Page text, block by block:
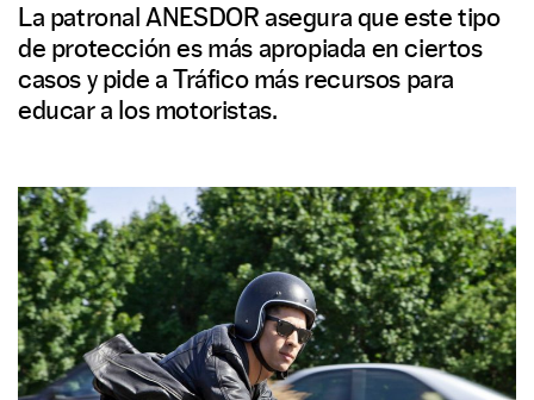
La patronal ANESDOR asegura que este tipo
de protección es más apropiada en ciertos
casos y pide a Tráfico más recursos para
educar a los motoristas.